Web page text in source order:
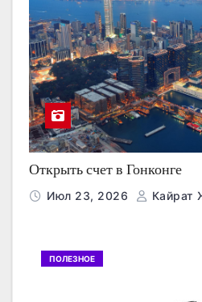
Открыть счет в Гонконге
Июл 23, 2026 Кайрат
ПОЛЕЗНОЕ